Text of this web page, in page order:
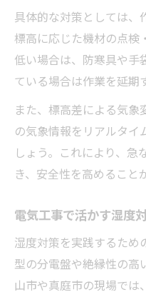
具体的な対策としては、
標高に応じた機材の点検
低い場合は、防寒具や手
ている場合は作業を延期
また、標高差による気
の気象情報をリアルタイ
しょう。これにより、急
き、安全性を高めること
電気工事で活かす湿度
湿度対策を実践するため
型の分電盤や絶縁性の高
山市や真庭市の現場では